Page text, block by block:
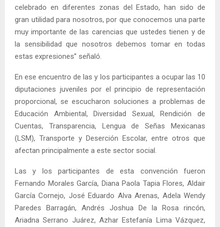
celebrado en diferentes zonas del Estado, han sido de
gran utilidad para nosotros, por que conocemos una parte
muy importante de las carencias que ustedes tienen y de
la sensibilidad que nosotros debemos tomar en todas
estas expresiones” señaló.
En ese encuentro de las y los participantes a ocupar las 10
diputaciones juveniles por el principio de representación
proporcional, se escucharon soluciones a problemas de
Educación Ambiental, Diversidad Sexual, Rendición de
Cuentas, Transparencia, Lengua de Señas Mexicanas
(LSM), Transporte y Deserción Escolar, entre otros que
afectan principalmente a este sector social.
Las y los participantes de esta convención fueron
Fernando Morales García, Diana Paola Tapia Flores, Aldair
García Cornejo, José Eduardo Alva Arenas, Adela Wendy
Paredes Barragán, Andrés Joshua De la Rosa rincón,
Ariadna Serrano Juárez, Azhar Estefanía Lima Vázquez,